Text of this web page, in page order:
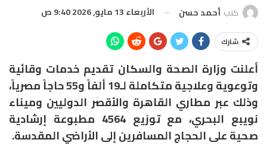
كتب أحمد حسن الأربعاء 13 مايو, 2026 9:40 ص
شارك
أعلنت وزارة الصحة والسكان تقديم خدمات وقائية
وتوعوية وعلاجية متكاملة لـ19 ألفاً و55 حاجاً مصرياً،
وذلك عبر مطاري القاهرة والأقصر الدوليين وميناء
نويبع البحري، مع توزيع 4564 مطبوعة إرشادية
صحية علىالحجاج المسافرين إلى الأراضي المقدسة.